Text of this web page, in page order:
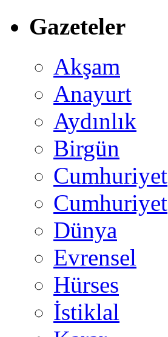
Gazeteler
Akşam
Anayurt
Aydınlık
Birgün
Cumhuriyet
Cumhuriyet
Dünya
Evrensel
Hürses
İstiklal